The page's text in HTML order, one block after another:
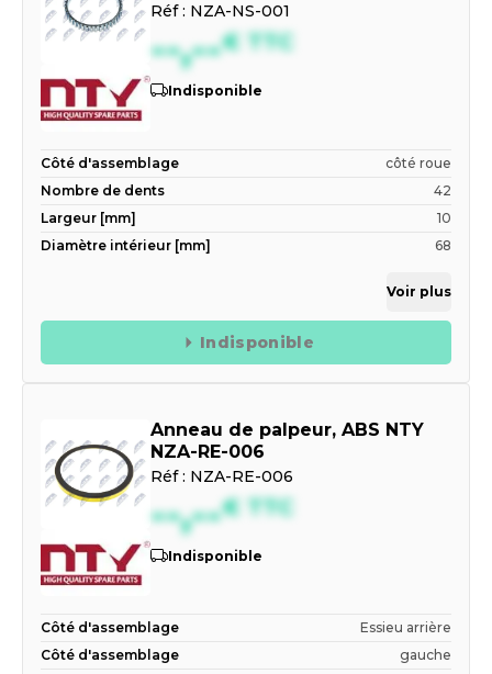
Réf : NZA-NS-001
--,--€ TTC
Indisponible
Côté d'assemblage
côté roue
Nombre de dents
42
Largeur [mm]
10
Diamètre intérieur [mm]
68
Voir plus
Indisponible
Anneau de palpeur, ABS NTY
NZA-RE-006
Réf : NZA-RE-006
--,--€ TTC
Indisponible
Côté d'assemblage
Essieu arrière
Côté d'assemblage
gauche